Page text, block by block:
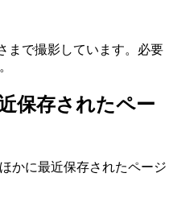
まで撮影しています。必要
保存されたペー
かに最近保存されたページ